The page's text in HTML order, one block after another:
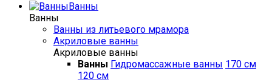
Ванны
Ванны
Ванны из литьевого мрамора
Акриловые ванны
Акриловые ванны
Ванны Гидромассажные ванны 170 см
120 см